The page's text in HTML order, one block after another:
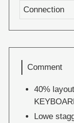
Connection
Comment
40%
Lowe